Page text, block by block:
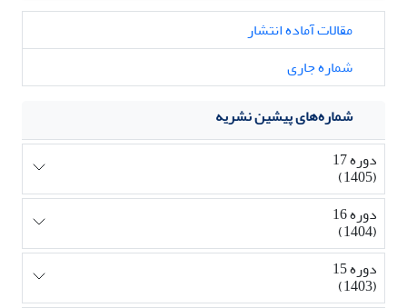
مقالات آماده انتشار
شماره جاری
شماره‌های پیشین نشریه
دوره 17
(1405)
دوره 16
(1404)
دوره 15
(1403)